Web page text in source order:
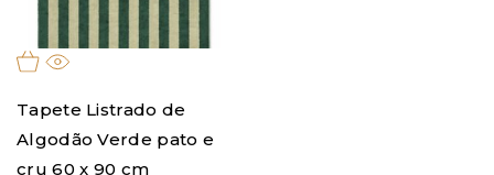
Tapete Listrado de
Algodão Verde pato e
cru 60 x 90 cm